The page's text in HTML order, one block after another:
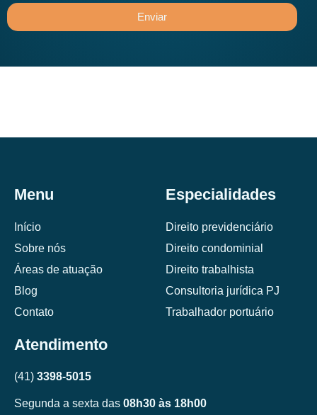
Enviar
Menu
Início
Sobre nós
Áreas de atuação
Blog
Contato
Especialidades
Direito previdenciário
Direito condominial
Direito trabalhista
Consultoria jurídica PJ
Trabalhador portuário
Atendimento
(41) 3398-5015
Segunda a sexta das 08h30 às 18h00